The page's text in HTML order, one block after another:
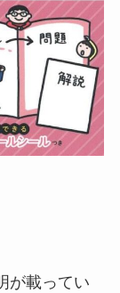
が載ってい